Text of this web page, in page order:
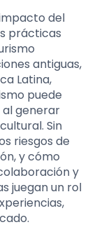
del
prácticas
antiguas,
Latina,
puede
al generar
Sin
riesgos de
y cómo
y
juegan un rol